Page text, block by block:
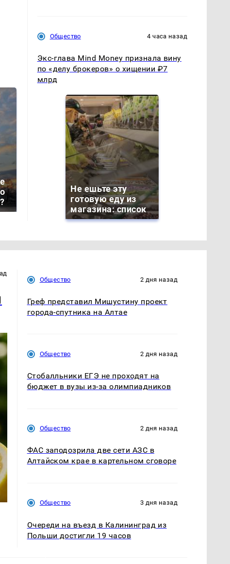
Где будет встреча
президентов США
и России: Европа?
На Урале из казны
были украдены 18
миллионов рублей
Общество 4 часа назад
Экс-глава Mind Money признала вину
по «делу брокеров» о хищении ₽7
млрд
Не ешьте эту
готовую еду из
магазина: список
Общество 2 дня назад
Греф представил Мишустину проект
города-спутника на Алтае
Общество 2 дня назад
Стобалльники ЕГЭ не проходят на
бюджет в вузы из-за олимпиадников
Общество 2 дня назад
ФАС заподозрила две сети АЗС в
Алтайском крае в картельном сговоре
Общество 3 дня назад
Очереди на въезд в Калининград из
Польши достигли 19 часов